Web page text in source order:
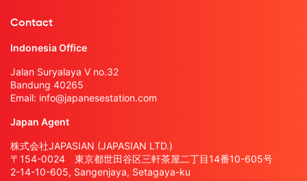
Contact
Indonesia Office
Jalan Suryalaya V no.32
Bandung 40265
Email: info@japanesestation.com
Japan Agent
株式会社JAPASIAN (JAPASIAN LTD.)
〒154-0024 東京都世田谷区三軒茶屋二丁目14番10-605号
2-14-10-605, Sangenjaya, Setagaya-ku